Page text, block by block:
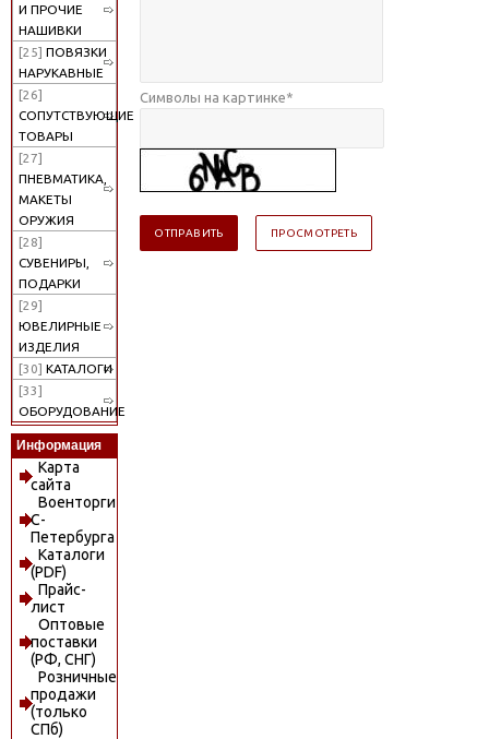
И ПРОЧИЕ
НАШИВКИ
[25] ПОВЯЗКИ
НАРУКАВНЫЕ
[26]
СОПУТСТВУЮЩИЕ
ТОВАРЫ
[27]
ПНЕВМАТИКА,
МАКЕТЫ
ОРУЖИЯ
[28]
СУВЕНИРЫ,
ПОДАРКИ
[29]
ЮВЕЛИРНЫЕ
ИЗДЕЛИЯ
[30] КАТАЛОГИ
[33]
ОБОРУДОВАНИЕ
Информация
Карта
сайта
Военторги
С-
Петербурга
Каталоги
(PDF)
Прайс-
лист
Оптовые
поставки
(РФ, СНГ)
Розничные
продажи
(только
СПб)
Символы на картинке*